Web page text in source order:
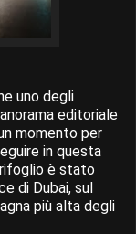
uno degli
editoriale
momento per
in questa
è stato
di Dubai, sul
più alta degli